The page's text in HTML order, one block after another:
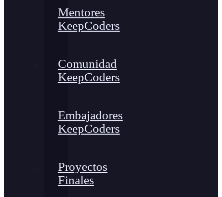
Mentores
KeepCoders
Comunidad
KeepCoders
Embajadores
KeepCoders
Proyectos
Finales